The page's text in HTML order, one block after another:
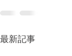
最新記事